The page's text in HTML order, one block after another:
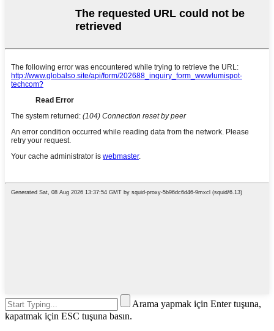
Arama yapmak için Enter tuşuna,
kapatmak için ESC tuşuna basın.